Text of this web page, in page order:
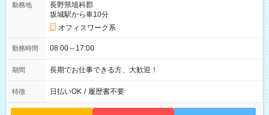
勤務地
長野県埴科郡
坂城駅から車10分
オフィスワーク系
勤務時間 08:00～17:00
期間 長期でお仕事できる方、大歓迎！
特徴 日払いOK / 履歴書不要